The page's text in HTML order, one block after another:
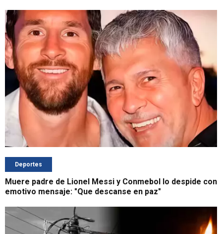
Deportes
Muere padre de Lionel Messi y Conmebol lo despide con
emotivo mensaje: "Que descanse en paz"